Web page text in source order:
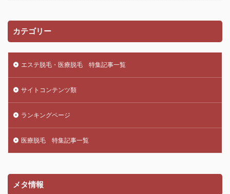
カテゴリー
エステ脱毛・医療脱毛 特集記事一覧
サイトコンテンツ類
ランキングページ
医療脱毛 特集記事一覧
メタ情報